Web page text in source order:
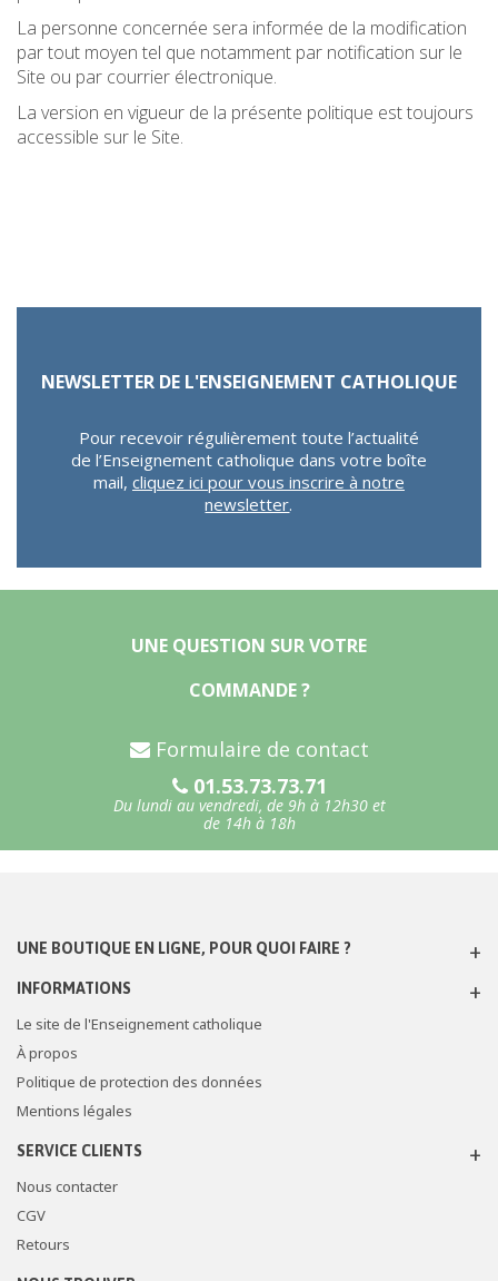
La personne concernée sera informée de la modification
par tout moyen tel que notamment par notification sur le
Site ou par courrier électronique.
La version en vigueur de la présente politique est toujours
accessible sur le Site.
NEWSLETTER DE L'ENSEIGNEMENT CATHOLIQUE
Pour recevoir régulièrement toute l’actualité
de l’Enseignement catholique dans votre boîte
mail, cliquez ici pour vous inscrire à notre
newsletter.
UNE QUESTION SUR VOTRE
COMMANDE ?
Formulaire de contact
01.53.73.73.71
Du lundi au vendredi, de 9h à 12h30 et
de 14h à 18h
UNE BOUTIQUE EN LIGNE, POUR QUOI FAIRE ?
INFORMATIONS
Le site de l'Enseignement catholique
À propos
Politique de protection des données
Mentions légales
SERVICE CLIENTS
Nous contacter
CGV
Retours